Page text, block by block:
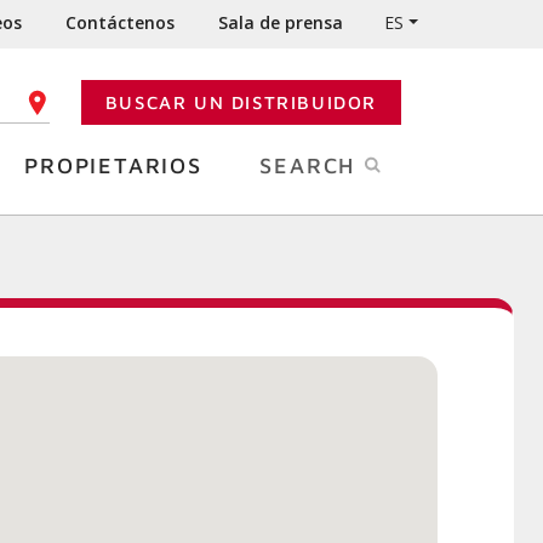
Contáctenos Sala de prensa ES
POSTAL BUSCAR UN DISTRIBUIDOR
PROPIETARIOS SEARCH